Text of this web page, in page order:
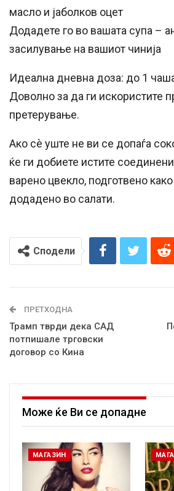
масло и јаболков оцет
Додадете го во вашата супа –
засилување на вашиот чинија
Идеална дневна доза: до 1
Доволно за да ги искористите
претерување.
Ако сè уште не ви се допаѓа
ќе ги добиете истите
варено цвекло, подготвено
додадено во салати.
Сподели
ПРЕТХОДНА
Трамп тврди дека САД
потпишале трговски
договор со Кина
Може ќе Ви се допадне
МАГАЗИН